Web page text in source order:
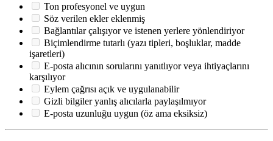
Ton profesyonel ve uygun
Söz verilen ekler eklenmiş
Bağlantılar çalışıyor ve istenen yerlere yönlendiriyor
Biçimlendirme tutarlı (yazı tipleri, boşluklar, madde
işaretleri)
E-posta alıcının sorularını yanıtlıyor veya ihtiyaçlarını
karşılıyor
Eylem çağrısı açık ve uygulanabilir
Gizli bilgiler yanlış alıcılarla paylaşılmıyor
E-posta uzunluğu uygun (öz ama eksiksiz)